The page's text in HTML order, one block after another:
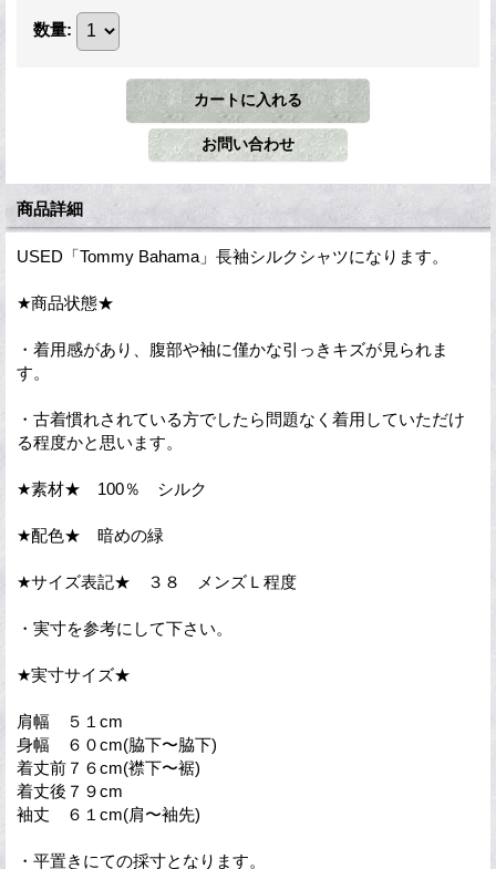
数量:
商品詳細
USED「Tommy Bahama」長袖シルクシャツになります。
★商品状態★
・着用感があり、腹部や袖に僅かな引っきキズが見られま
す。
・古着慣れされている方でしたら問題なく着用していただけ
る程度かと思います。
★素材★ 100％ シルク
★配色★ 暗めの緑
★サイズ表記★ ３８ メンズＬ程度
・実寸を参考にして下さい。
★実寸サイズ★
肩幅 ５１cm
身幅 ６０cm(脇下〜脇下)
着丈前７６cm(襟下〜裾)
着丈後７９cm
袖丈 ６１cm(肩〜袖先)
・平置きにての採寸となります。